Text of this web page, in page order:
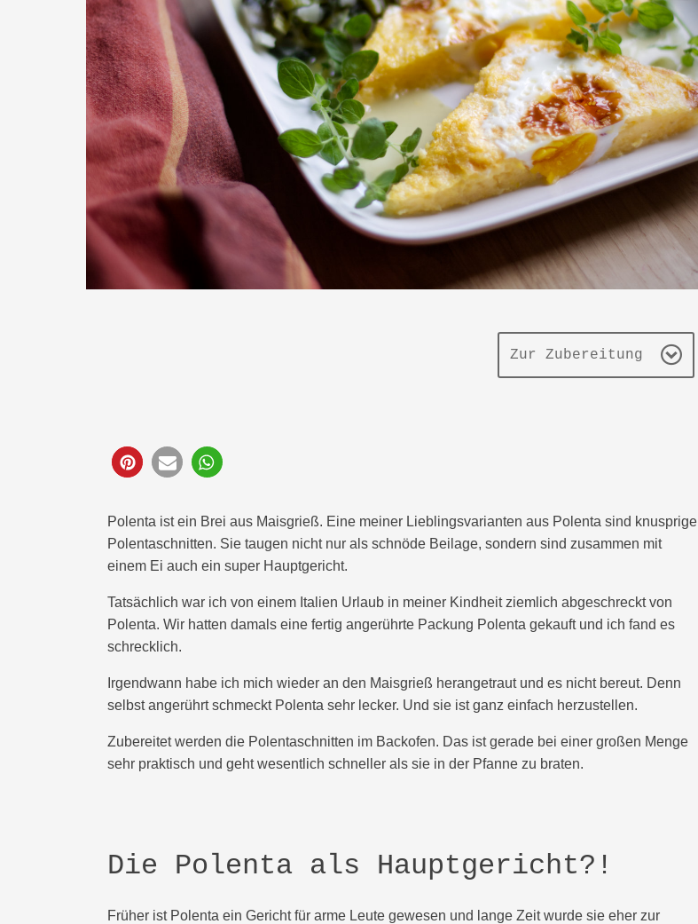
Zur Zubereitung
31
Polenta ist ein Brei aus Maisgrieß. Eine meiner Lieblingsvarianten aus Polenta sind knusprige
Polentaschnitten. Sie taugen nicht nur als schnöde Beilage, sondern sind zusammen mit
einem Ei auch ein super Hauptgericht.
Tatsächlich war ich von einem Italien Urlaub in meiner Kindheit ziemlich abgeschreckt von
Polenta. Wir hatten damals eine fertig angerührte Packung Polenta gekauft und ich fand es
schrecklich.
Irgendwann habe ich mich wieder an den Maisgrieß herangetraut und es nicht bereut. Denn
selbst angerührt schmeckt Polenta sehr lecker. Und sie ist ganz einfach herzustellen.
Zubereitet werden die Polentaschnitten im Backofen. Das ist gerade bei einer großen Menge
sehr praktisch und geht wesentlich schneller als sie in der Pfanne zu braten.
Die Polenta als Hauptgericht?!
Früher ist Polenta ein Gericht für arme Leute gewesen und lange Zeit wurde sie eher zur